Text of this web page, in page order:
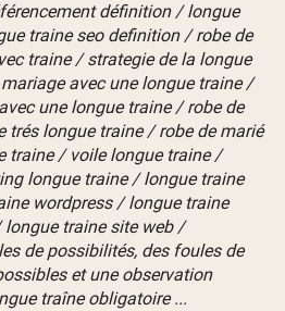
définition / longue
traine seo definition / robe de
traine / strategie de la longue
avec une longue traine /
une longue traine / robe de
trés longue traine / robe de marié
traine / voile longue traine /
longue traine / longue traine
wordpress / longue traine
traine site web /
de possibilités, des foules de
et une observation
traîne obligatoire ...